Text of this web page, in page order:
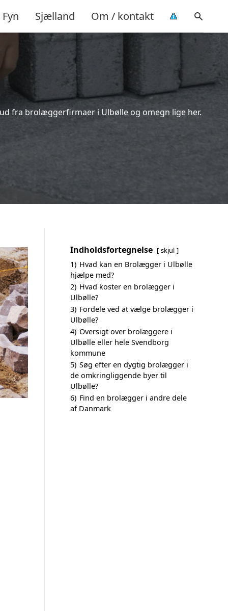
Fyn Sjælland Om / kontakt
fra brolæggerfirmaer i Ulbølle og omegn lige her.
Indholdsfortegnelse skjul
1) Hvad kan en Brolægger i Ulbølle
hjælpe med?
2) Hvad koster en brolægger i
Ulbølle?
3) Fordele ved at vælge brolægger i
Ulbølle?
4) Oversigt over brolæggere i
Ulbølle eller hele Svendborg
kommune
5) Søg efter en dygtig brolægger i
de omkringliggende byer til
Ulbølle?
6) Find en brolægger i andre dele
af Danmark